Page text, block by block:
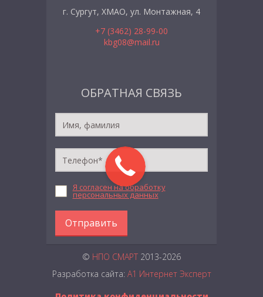
г. Сургут, ХМАО, ул. Монтажная, 4
+7 (3462) 28-99-00
kbg08@mail.ru
ОБРАТНАЯ СВЯЗЬ
Я согласен на обработку
персональных данных
Отправить
© НПО СМАРТ 2013-2026
Разработка сайта: А1 Интернет Эксперт